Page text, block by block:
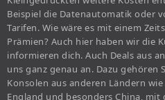
Beispiel die Datenautomatik oder
Tarifen. Wie wäre es mit einem
Prämien? Auch hier haben wir die
informieren dich. Auch Deals aus
uns ganz genau an. Dazu gehören
Konsolen aus anderen Ländern
England und besonders China, mit